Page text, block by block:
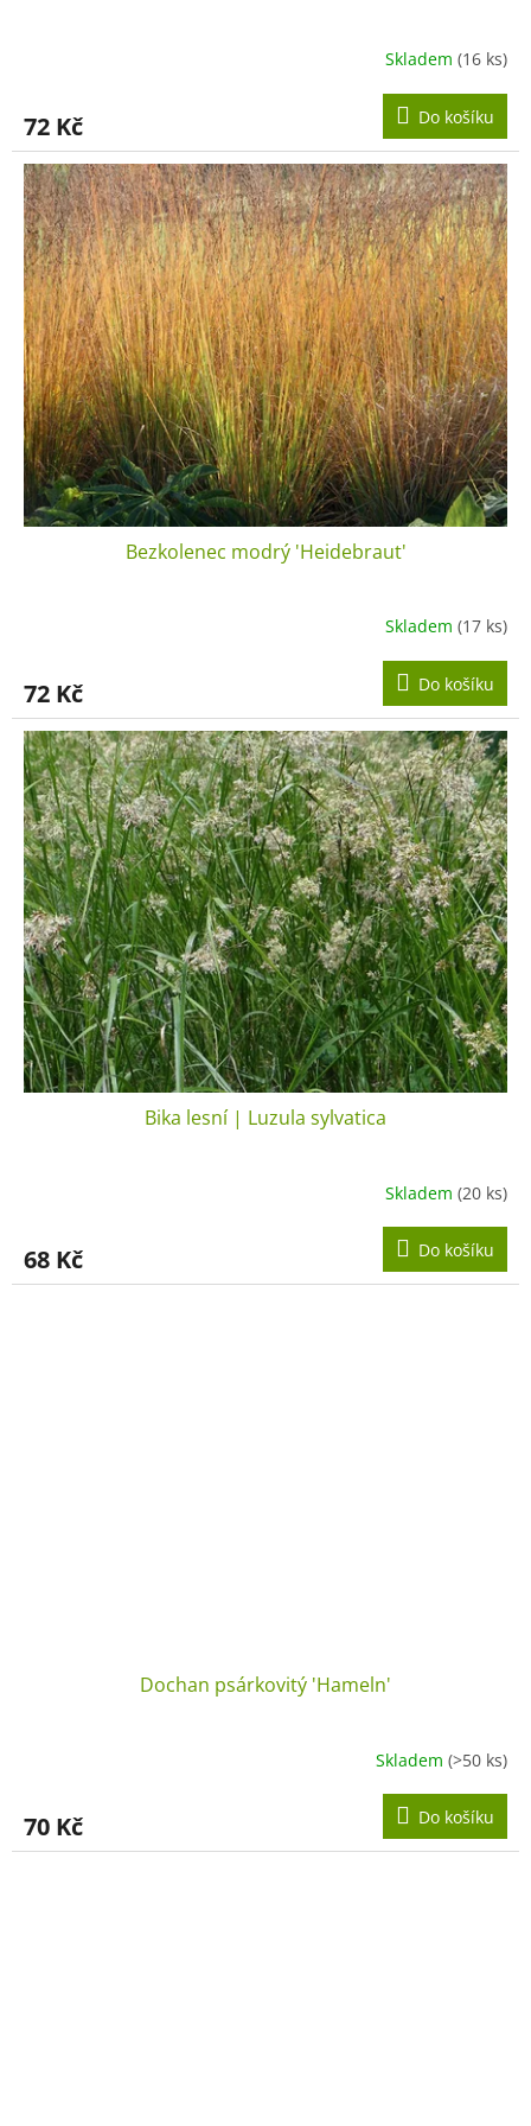
Skladem (16 ks)
72 Kč Do košíku
Bezkolenec modrý 'Heidebraut'
Skladem (17 ks)
72 Kč Do košíku
Bika lesní | Luzula sylvatica
Skladem (20 ks)
68 Kč Do košíku
Dochan psárkovitý 'Hameln'
Skladem (>50 ks)
70 Kč Do košíku